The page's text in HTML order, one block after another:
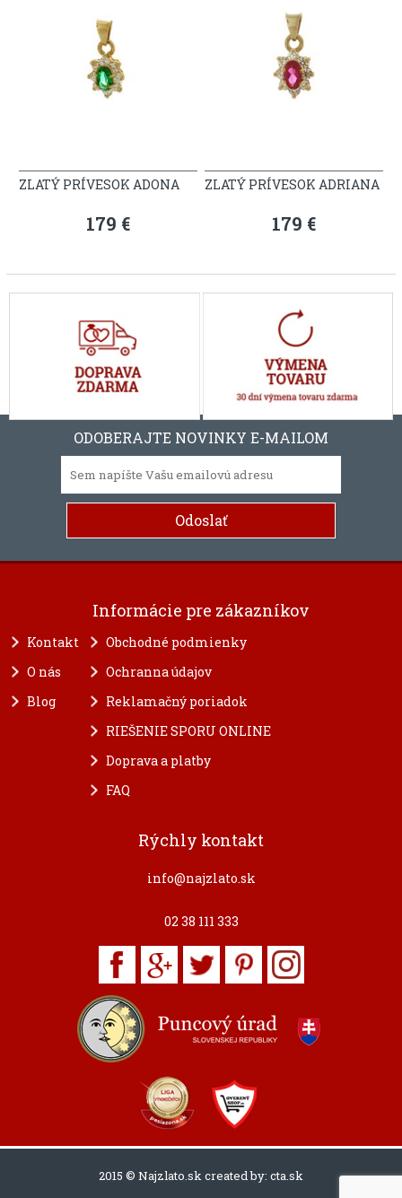
ZLATÝ PRÍVESOK ADONA
179 €
ZLATÝ PRÍVESOK ADRIANA
179 €
ODOBERAJTE NOVINKY E-MAILOM
Informácie pre zákazníkov
Kontakt
O nás
Blog
Obchodné podmienky
Ochranna údajov
Reklamačný poriadok
RIEŠENIE SPORU ONLINE
Doprava a platby
FAQ
Rýchly kontakt
info@najzlato.sk
02 38 111 333
2015 © Najzlato.sk created by: cta.sk